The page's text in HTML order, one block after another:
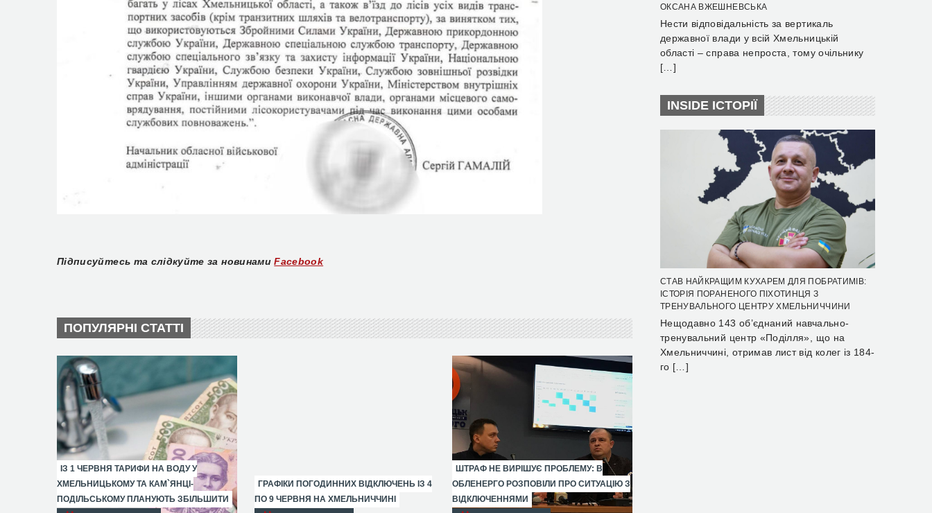
Підписуйтесь та слідкуйте за новинами Facebook
ПОПУЛЯРНІ СТАТТІ
ІЗ 1 ЧЕРВНЯ ТАРИФИ НА ВОДУ У
ХМЕЛЬНИЦЬКОМУ ТА КАМ`ЯНЦІ-
ПОДІЛЬСЬКОМУ ПЛАНУЮТЬ ЗБІЛЬШИТИ
ГРАФІКИ ПОГОДИННИХ ВІДКЛЮЧЕНЬ ІЗ 4
ПО 9 ЧЕРВНЯ НА ХМЕЛЬНИЧЧИНІ
ШТРАФ НЕ ВИРІШУЄ ПРОБЛЕМУ: В
ОБЛЕНЕРГО РОЗПОВІЛИ ПРО СИТУАЦІЮ З
ВІДКЛЮЧЕННЯМИ
ОКСАНА ВЖЕШНЕВСЬКА
Нести відповідальність за вертикаль
державної влади у всій Хмельницькій
області – справа непроста, тому очільнику
[…]
INSIDE ІСТОРІЇ
СТАВ НАЙКРАЩИМ КУХАРЕМ ДЛЯ ПОБРАТИМІВ:
ІСТОРІЯ ПОРАНЕНОГО ПІХОТИНЦЯ З
ТРЕНУВАЛЬНОГО ЦЕНТРУ ХМЕЛЬНИЧЧИНИ
Нещодавно 143 об’єднаний навчально-
тренувальний центр «Поділля», що на
Хмельниччині, отримав лист від колег із 184-
го […]